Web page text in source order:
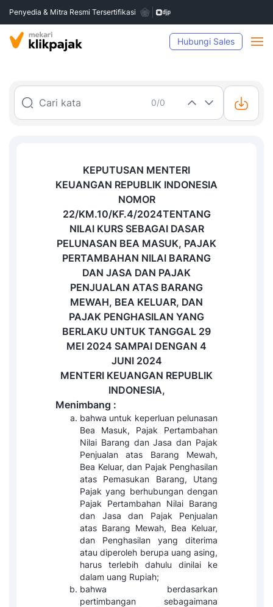
Penyedia & Mitra Resmi Tersertifikasi
Hubungi Sales
0/0
KEPUTUSAN MENTERI
KEUANGAN REPUBLIK INDONESIA
NOMOR
22/KM.10/KF.4/2024TENTANG
NILAI KURS SEBAGAI DASAR
PELUNASAN BEA MASUK, PAJAK
PERTAMBAHAN NILAI BARANG
DAN JASA DAN PAJAK
PENJUALAN ATAS BARANG
MEWAH, BEA KELUAR, DAN
PAJAK PENGHASILAN YANG
BERLAKU UNTUK TANGGAL 29
MEI 2024 SAMPAI DENGAN 4
JUNI 2024
MENTERI KEUANGAN REPUBLIK
INDONESIA,
Menimbang :
bahwa untuk keperluan pelunasan
Bea Masuk, Pajak Pertambahan
Nilai Barang dan Jasa dan Pajak
Penjualan atas Barang Mewah,
Bea Keluar, dan Pajak Penghasilan
atas Pemasukan Barang, Utang
Pajak yang berhubungan dengan
Pajak Pertambahan Nilai Barang
dan Jasa dan Pajak Penjualan
atas Barang Mewah, Bea Keluar,
dan Penghasilan yang diterima
atau diperoleh berupa uang asing,
harus terlebih dahulu dinilai ke
dalam uang Rupiah;
bahwa berdasarkan
pertimbangan sebagaimana